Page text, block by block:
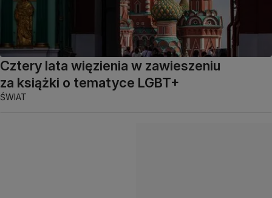
Cztery lata więzienia w zawieszeniu
za książki o tematyce LGBT+
ŚWIAT